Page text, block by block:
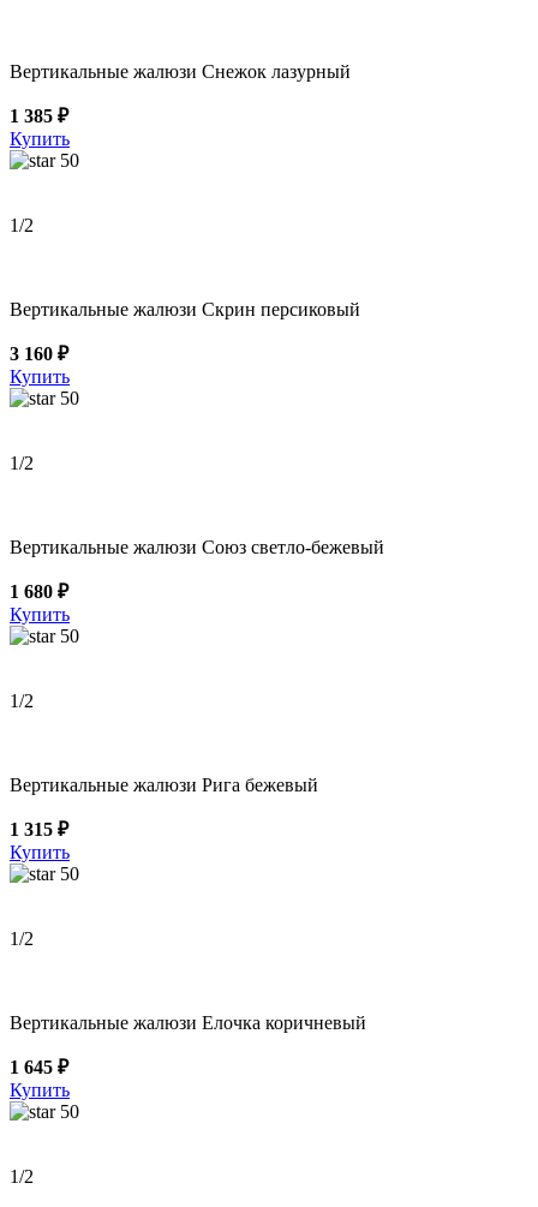
Вертикальные жалюзи Снежок лазурный
1 385 ₽
Купить
50
1/2
Вертикальные жалюзи Скрин персиковый
3 160 ₽
Купить
50
1/2
Вертикальные жалюзи Союз светло-бежевый
1 680 ₽
Купить
50
1/2
Вертикальные жалюзи Рига бежевый
1 315 ₽
Купить
50
1/2
Вертикальные жалюзи Елочка коричневый
1 645 ₽
Купить
50
1/2